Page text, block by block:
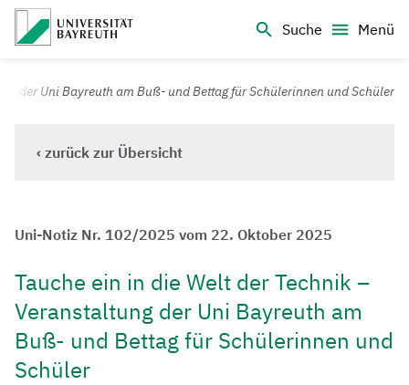
Suche
Menü
Universität Bayreuth – Deine Top-Campus-Uni
der Uni Bayreuth am Buß- und Bettag für Schülerinnen und Schüler
‹ zurück zur Übersicht
Uni-Notiz Nr. 102/2025 vom 22. Oktober 2025
Tauche ein in die Welt der Technik –
Veranstaltung der Uni Bayreuth am
Buß- und Bettag für Schülerinnen und
Schüler